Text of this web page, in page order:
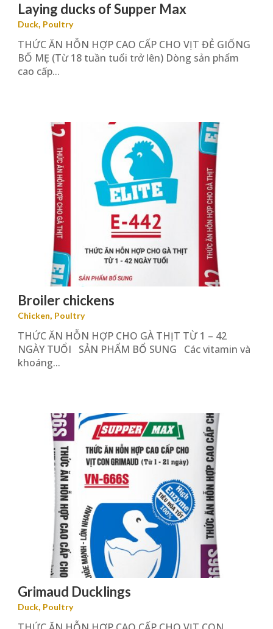
Duck, Poultry
Laying ducks of Supper Max
THỨC ĂN HỖN HỢP CAO CẤP CHO VỊT ĐẺ GIỐNG
BỐ MẸ (Từ 18 tuần tuổi trở lên) Dòng sản phẩm
cao cấp...
Chicken, Poultry
Broiler chickens
THỨC ĂN HỖN HỢP CHO GÀ THỊT TỪ 1 – 42
NGÀY TUỔI SẢN PHẨM BỔ SUNG Các vitamin và
khoáng...
Duck, Poultry
Grimaud Ducklings